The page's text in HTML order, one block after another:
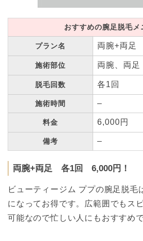
おすすめの腕足脱毛メ
プラン名 両腕+両足
施術部位 両腕、両足
脱毛回数 各1回
施術時間 –
料金 6,000円
備考 –
両腕+両足 各1回 6,000円！
ビューティージム ププの腕足脱毛
になってお得です。広範囲でもス
可能なので忙しい人にもおすすめで